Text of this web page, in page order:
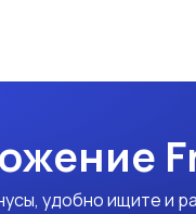
удобно ищите и